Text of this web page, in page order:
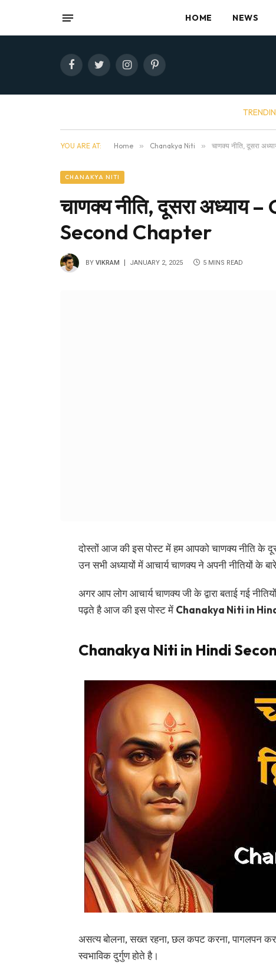
HOME NEWS
FacebookTwitterInstagramPinterest
YOU ARE AT: Home » Chanakya Niti » चाणक्य नीति, दूसरा
CHANAKYA NITI
चाणक्य नीति, दूसरा
Second Chapter
BY VIKRAM JANUARY 2, 2025 5 MINS READ
दोस्तों आज की इस पोस्ट में हम आपको चाणक्य नीति के
उन सभी अध्यायों में आचार्य चाणक्य ने अपनी नीतियों के
अगर आप लोग आचार्य चाणक्य जी के द्वारा बताई गई
पढ़ते है आज की इस पोस्ट में Chanakya Niti in
Chanakya Niti in Hindi
असत्य बोलना, सख्त रहना, छल कपट करना, पागलपन
स्वभाविक दुर्गुण होते है।